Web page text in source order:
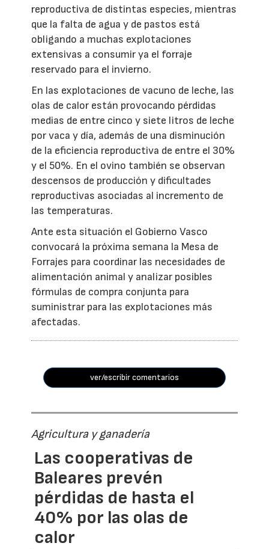
reproductiva de distintas especies, mientras
que la falta de agua y de pastos está
obligando a muchas explotaciones
extensivas a consumir ya el forraje
reservado para el invierno.
En las explotaciones de vacuno de leche, las
olas de calor están provocando pérdidas
medias de entre cinco y siete litros de leche
por vaca y día, además de una disminución
de la eficiencia reproductiva de entre el 30%
y el 50%. En el ovino también se observan
descensos de producción y dificultades
reproductivas asociadas al incremento de
las temperaturas.
Ante esta situación el Gobierno Vasco
convocará la próxima semana la Mesa de
Forrajes para coordinar las necesidades de
alimentación animal y analizar posibles
fórmulas de compra conjunta para
suministrar para las explotaciones más
afectadas.
ver/escribir comentarios
Agricultura y ganadería
Las cooperativas de
Baleares prevén
pérdidas de hasta el
40% por las olas de
calor